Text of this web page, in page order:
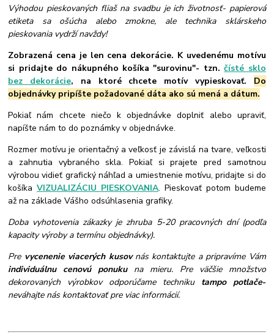
Výhodou pieskovaných fliaš na svadbu je ich životnosť- papierová
etiketa sa ošúcha alebo zmokne, ale technika sklárskeho
pieskovania vydrží navždy!
Zobrazená cena je len cena dekorácie. K uvedenému motívu
si pridajte do nákupného košíka "surovinu"- tzn.čísté sklo
bez dekorácie, na ktoré chcete motív vypieskovať. Do
objednávky pripíšte požadované dáta ako sú mená a dátum.
Pokiaľ nám chcete niečo k objednávke doplniť alebo upraviť,
napíšte nám to do poznámky v objednávke.
Rozmer motívu je orientačný a veľkosť je závislá na tvare, veľkosti
a zahnutia vybraného skla. Pokiaľ si prajete pred samotnou
výrobou vidieť grafický náhľad a umiestnenie motívu, pridajte si do
košíkaVIZUALIZÁCIU PIESKOVANIA. Pieskovať potom budeme
až na základe Vášho odsúhlasenia grafiky.
Doba vyhotovenia zákazky je zhruba 5-20 pracovných dní (podľa
kapacity výroby a termínu objednávky).
Pre vycenenie viacerých kusovnás kontaktujte a pripravíme Vám
individuálnu cenovú ponukuna mieru. Pre väčšie množstvo
dekorovaných výrobkov odporúčame techniku tampo potlače-
neváhajte nás kontaktovať pre viac informácií.